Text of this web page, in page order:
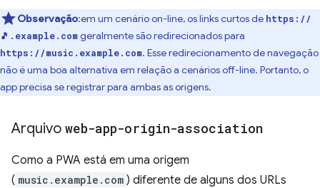
Observação:em um cenário on-line, os links curtos de https://
🎵.example.comgeralmente são redirecionados para
https://music.example.com. Esse redirecionamento de navegação
não é uma boa alternativa em relação a cenários off-line. Portanto, o
app precisa se registrar para ambas as origens.
Arquivo web-app-origin-association
Como a PWA está em uma origem
( music.example.com ) diferente de alguns dos URLs